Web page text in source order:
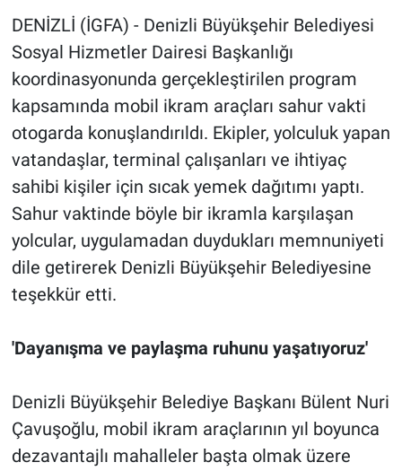
DENİZLİ (İGFA) - Denizli Büyükşehir Belediyesi
Sosyal Hizmetler Dairesi Başkanlığı
koordinasyonunda gerçekleştirilen program
kapsamında mobil ikram araçları sahur vakti
otogarda konuşlandırıldı. Ekipler, yolculuk yapan
vatandaşlar, terminal çalışanları ve ihtiyaç
sahibi kişiler için sıcak yemek dağıtımı yaptı.
Sahur vaktinde böyle bir ikramla karşılaşan
yolcular, uygulamadan duydukları memnuniyeti
dile getirerek Denizli Büyükşehir Belediyesine
teşekkür etti.
'Dayanışma ve paylaşma ruhunu yaşatıyoruz'
Denizli Büyükşehir Belediye Başkanı Bülent Nuri
Çavuşoğlu, mobil ikram araçlarının yıl boyunca
dezavantajlı mahalleler başta olmak üzere